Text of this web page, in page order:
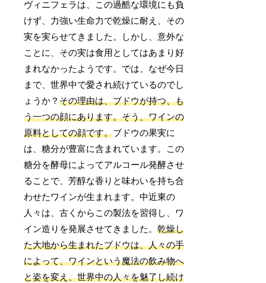
ヴィニフェラは、この過酷な環境にも負
けず、力強い生命力で乾燥に耐え、その
実を実らせてきました。しかし、意外な
ことに、その実は食用としてはあまり好
まれなかったようです。では、なぜ今日
まで、世界中で愛され続けているのでし
ょうか？その理由は、ブドウが持つ、も
う一つの顔にあります。そう、ワインの
原料としての顔です。ブドウの果実に
は、糖分が豊富に含まれています。この
糖分を酵母によってアルコール発酵させ
ることで、芳醇な香りと味わいを持ち合
わせたワインが生まれます。中近東の
人々は、古くからこの製法を習得し、ワ
イン造りを発展させてきました。乾燥し
た大地から生まれたブドウは、人々の手
によって、ワインという魔法の飲み物へ
と姿を変え、世界中の人々を魅了し続け